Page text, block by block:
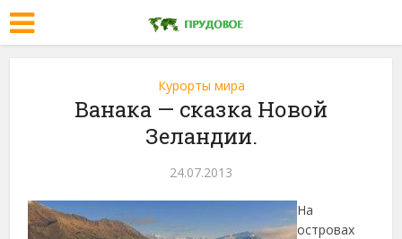
Курорты мира
Ванака — сказка Новой
Зеландии.
24.07.2013
На
островах